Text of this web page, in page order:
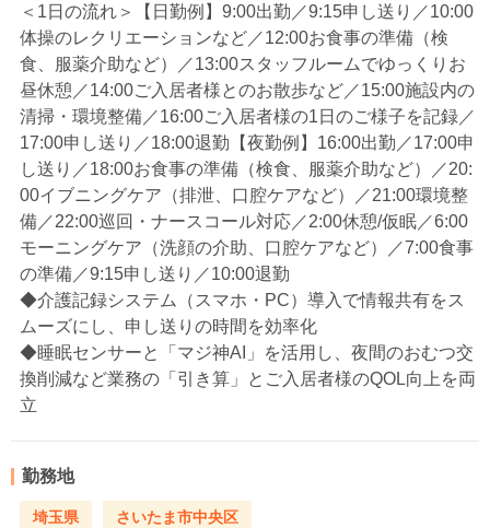
＜1日の流れ＞【日勤例】9:00出勤／9:15申し送り／10:00
体操のレクリエーションなど／12:00お食事の準備（検
食、服薬介助など）／13:00スタッフルームでゆっくりお
昼休憩／14:00ご入居者様とのお散歩など／15:00施設内の
清掃・環境整備／16:00ご入居者様の1日のご様子を記録／
17:00申し送り／18:00退勤【夜勤例】16:00出勤／17:00申
し送り／18:00お食事の準備（検食、服薬介助など）／20:
00イブニングケア（排泄、口腔ケアなど）／21:00環境整
備／22:00巡回・ナースコール対応／2:00休憩/仮眠／6:00
モーニングケア（洗顔の介助、口腔ケアなど）／7:00食事
の準備／9:15申し送り／10:00退勤
◆介護記録システム（スマホ・PC）導入で情報共有をス
ムーズにし、申し送りの時間を効率化
◆睡眠センサーと「マジ神AI」を活用し、夜間のおむつ交
換削減など業務の「引き算」とご入居者様のQOL向上を両
立
勤務地
埼玉県 さいたま市中央区